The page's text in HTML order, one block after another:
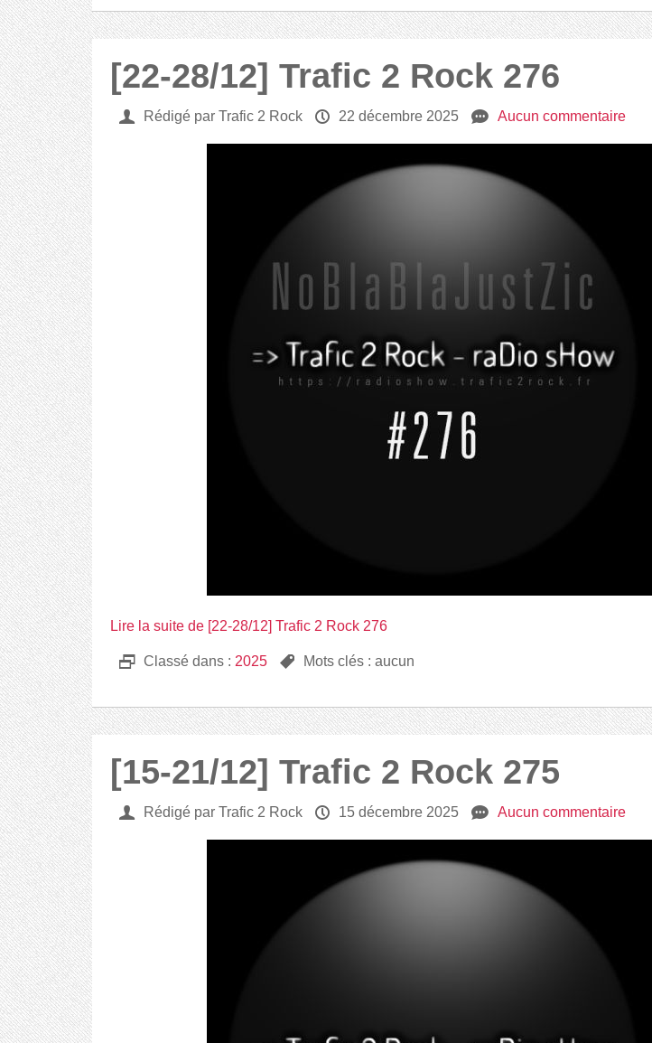
[22-28/12] Trafic 2 Rock 276
U Rédigé par Trafic 2 Rock P 22 décembre 2025 e Aucun commentaire
Lire la suite de [22-28/12] Trafic 2 Rock 276
D Classé dans : 2025 , Mots clés : aucun
[15-21/12] Trafic 2 Rock 275
U Rédigé par Trafic 2 Rock P 15 décembre 2025 e Aucun commentaire